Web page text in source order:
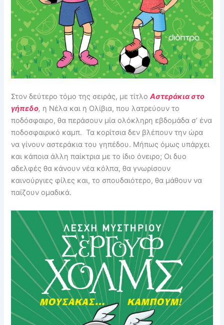
Στον δεύτερο τόμο της σειράς, με τίτλοΑστεράκια στο
γήπεδο, η Νέλα και η Ολίβια, που λατρεύουν το
ποδόσφαιρο, θα περάσουν μία ολόκληρη εβδομάδα σ’ ένα
ποδοσφαιρικό καμπ. Τα κορίτσια δεν βλέπουν την ώρα
να γίνουν αστεράκια του γηπέδου. Μήπως όμως υπάρχει
και κάποια άλλη παίκτρια με το ίδιο όνειρο; Οι δυο
αδελφές θα κάνουν νέα κόλπα, θα γνωρίσουν
καινούργιες φίλες και, το σπουδαιότερο, θα μάθουν να
παίζουν ομαδικά.